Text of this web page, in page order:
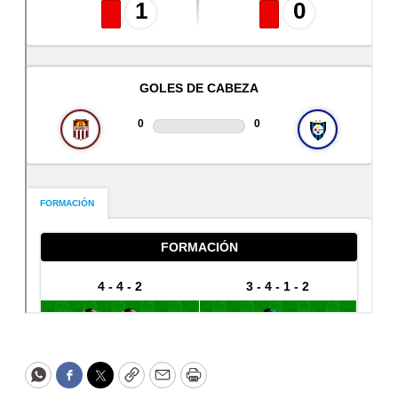
WhatsApp
Facebook
Twitter
CopyEmailPrint